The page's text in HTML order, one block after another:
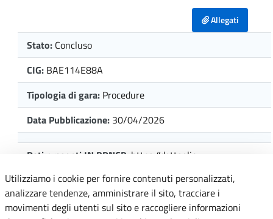
Allegati
Stato: Concluso
CIG: BAE114E88A
Tipologia di gara: Procedure
Data Pubblicazione: 30/04/2026
Dati presenti IN BDNCP: https://dettaglio-
Piattaforma:ACQUISTINRETEPA
Utilizziamo i cookie per fornire contenuti personalizzati,
analizzare tendenze, amministrare il sito, tracciare i
movimenti degli utenti sul sito e raccogliere informazioni